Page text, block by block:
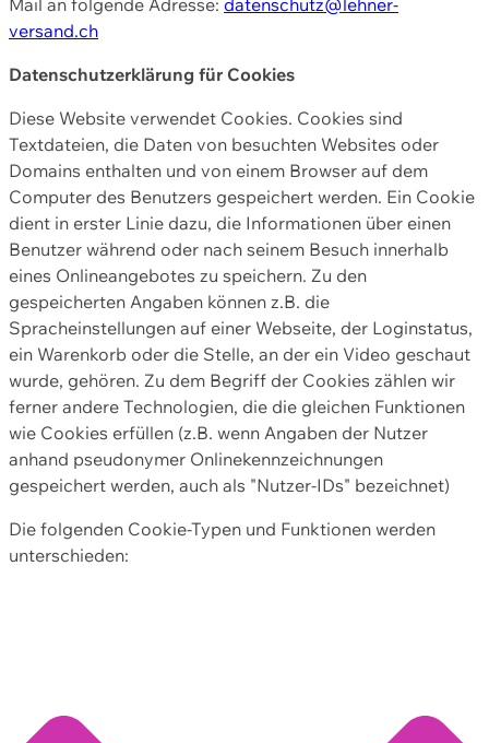
versand.ch
Datenschutzerklärung für Cookies
Diese Website verwendet Cookies. Cookies sind
Textdateien, die Daten von besuchten Websites oder
Domains enthalten und von einem Browser auf dem
Computer des Benutzers gespeichert werden. Ein Cookie
dient in erster Linie dazu, die Informationen über einen
Benutzer während oder nach seinem Besuch innerhalb
eines Onlineangebotes zu speichern. Zu den
gespeicherten Angaben können z.B. die
Spracheinstellungen auf einer Webseite, der Loginstatus,
ein Warenkorb oder die Stelle, an der ein Video geschaut
wurde, gehören. Zu dem Begriff der Cookies zählen wir
ferner andere Technologien, die die gleichen Funktionen
wie Cookies erfüllen (z.B. wenn Angaben der Nutzer
anhand pseudonymer Onlinekennzeichnungen
gespeichert werden, auch als "Nutzer-IDs" bezeichnet)
Die folgenden Cookie-Typen und Funktionen werden
unterschieden: